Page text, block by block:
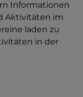
Informationen
Aktivitäten im
laden zu
in der